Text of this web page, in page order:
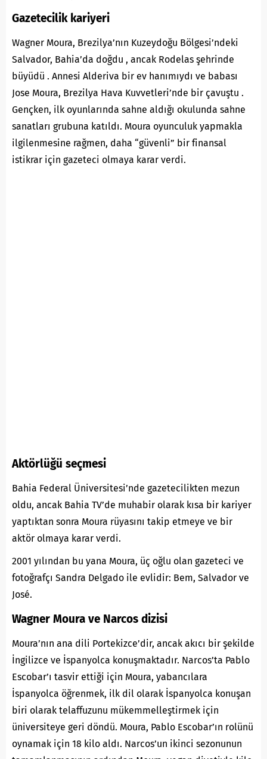
Gazetecilik kariyeri
Wagner Moura, Brezilya’nın Kuzeydoğu Bölgesi’ndeki
Salvador, Bahia’da doğdu , ancak Rodelas şehrinde
büyüdü . Annesi Alderiva bir ev hanımıydı ve babası
Jose Moura, Brezilya Hava Kuvvetleri’nde bir çavuştu .
Gençken, ilk oyunlarında sahne aldığı okulunda sahne
sanatları grubuna katıldı. Moura oyunculuk yapmakla
ilgilenmesine rağmen, daha “güvenli” bir finansal
istikrar için gazeteci olmaya karar verdi.
Aktörlüğü seçmesi
Bahia Federal Üniversitesi’nde gazetecilikten mezun
oldu, ancak Bahia TV’de muhabir olarak kısa bir kariyer
yaptıktan sonra Moura rüyasını takip etmeye ve bir
aktör olmaya karar verdi.
2001 yılından bu yana Moura, üç oğlu olan gazeteci ve
fotoğrafçı Sandra Delgado ile evlidir: Bem, Salvador ve
José.
Wagner Moura ve Narcos dizisi
Moura’nın ana dili Portekizce’dir, ancak akıcı bir şekilde
İngilizce ve İspanyolca konuşmaktadır. Narcos’ta Pablo
Escobar’ı tasvir ettiği için Moura, yabancılara
İspanyolca öğrenmek, ilk dil olarak İspanyolca konuşan
biri olarak telaffuzunu mükemmelleştirmek için
üniversiteye geri döndü. Moura, Pablo Escobar’ın rolünü
oynamak için 18 kilo aldı. Narcos’un ikinci sezonunun